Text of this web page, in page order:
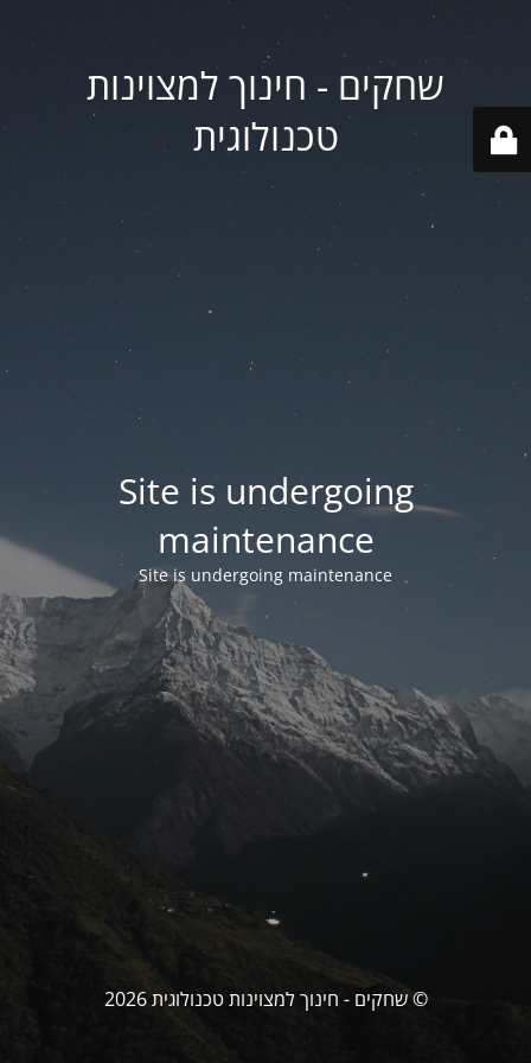
שחקים - חינוך למצוינות
טכנולוגית
Site is undergoing
maintenance
Site is undergoing maintenance
© שחקים - חינוך למצוינות טכנולוגית 2026